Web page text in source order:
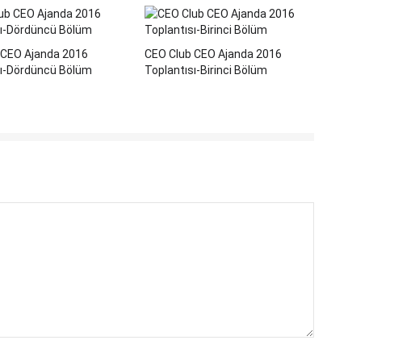
Ajanda 2016
Dördüncü Bölüm
CEO Club CEO Ajanda 2016
Toplantısı-Birinci Bölüm